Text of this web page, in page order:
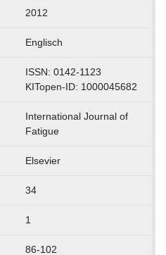
2012
Englisch
ISSN: 0142-1123
KITopen-ID: 1000045682
International Journal of
Fatigue
Elsevier
34
1
86-102